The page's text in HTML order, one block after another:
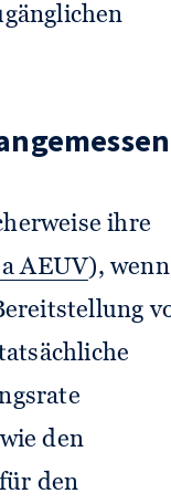
ihre
AEUV), wenn
den
den